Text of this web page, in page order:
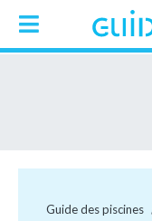
Guide des piscines